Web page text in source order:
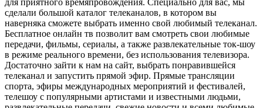
сделали большой каталог телеканалов, в котором вы
наверняка сможете выбрать именно свой любимый телеканал.
Бесплатное онлайн тв позволит вам смотреть свои любимые
передачи, фильмы, сериалы, а также развлекательные ток-шоу
в режиме реального времени, без использования телевизора.
Достаточно зайти к нам на сайт, выбрать понравившейся
телеканал и запустить прямой эфир. Прямые трансляции
спорта, эфиры международных мероприятий и фестивалей,
телешоу с популярными артистами и известными людьми,